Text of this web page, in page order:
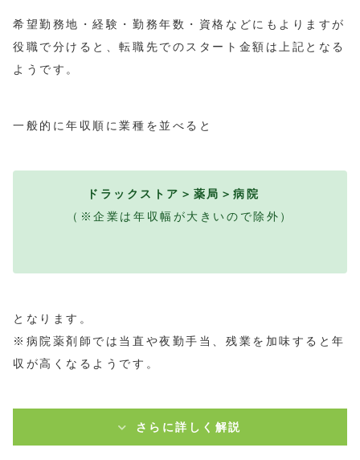
希望勤務地・経験・勤務年数・資格などにもよりますが
役職で分けると、転職先でのスタート金額は上記となる
ようです。
一般的に年収順に業種を並べると
ドラックストア＞薬局＞病院
（※企業は年収幅が大きいので除外）
となります。
※病院薬剤師では当直や夜勤手当、残業を加味すると年
収が高くなるようです。
さらに詳しく解説